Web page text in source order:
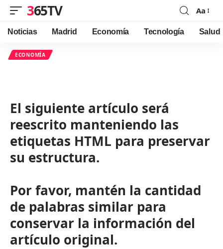
365TV
Font
Resizer
Aa
Noticias Madrid Economía Tecnología Salud
ECONOMÍA
El siguiente artículo será
reescrito manteniendo las
etiquetas HTML para preservar
su estructura.
Por favor, mantén la cantidad
de palabras similar para
conservar la información del
artículo original.